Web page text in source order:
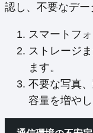
認し、不要なデー
スマートフ
ストレージ
ます。
不要な写真
容量を増やし